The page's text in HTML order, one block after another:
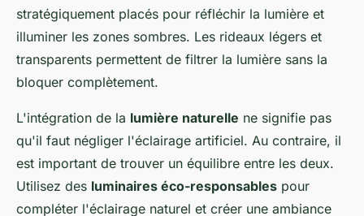
stratégiquement placés pour réfléchir la lumière et
illuminer les zones sombres. Les rideaux légers et
transparents permettent de filtrer la lumière sans la
bloquer complètement.
L'intégration de la lumière naturelle ne signifie pas
qu'il faut négliger l'éclairage artificiel. Au contraire, il
est important de trouver un équilibre entre les deux.
Utilisez des luminaires éco-responsables pour
compléter l'éclairage naturel et créer une ambiance